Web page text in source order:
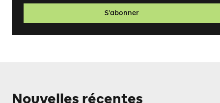
S’abonner
Nouvelles récentes